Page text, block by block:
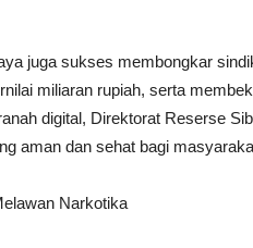
juga sukses membongkar
miliaran rupiah, serta
digital, Direktorat Reserse
aman dan sehat bagi
Narkotika